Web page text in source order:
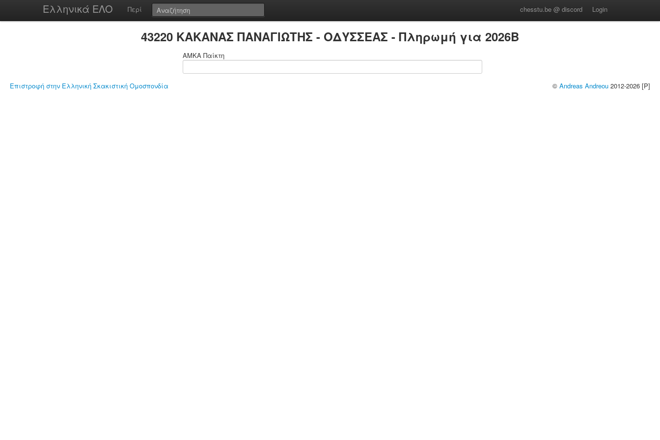
Ελληνικά ΕΛΟ Περί chesstu.be @ discord Login
43220 ΚΑΚΑΝΑΣ ΠΑΝΑΓΙΩΤΗΣ - ΟΔΥΣΣΕΑΣ - Πληρωμή για 2026B
ΑΜΚΑ Παίκτη
Επιστροφή στην Ελληνική Σκακιστική Ομοσπονδία © Andreas Andreou 2012-2026 [P]